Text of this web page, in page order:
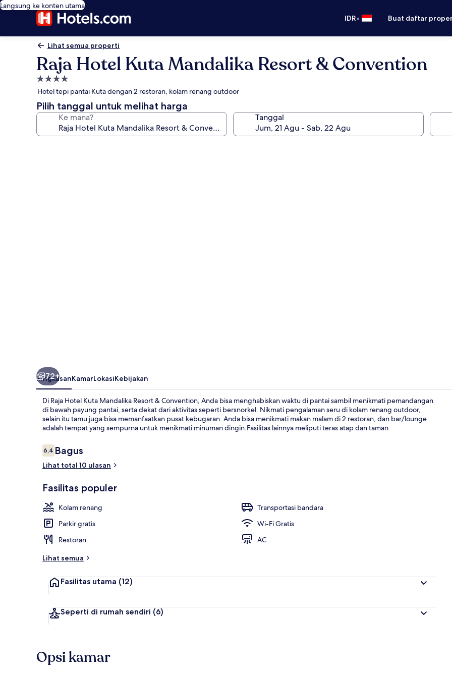
Langsung ke konten utama
IDR• Buat daftar
Lihat semua properti
Raja Hotel Kuta Mandalika Resort & Convention
Properti
bintang
4.0
Hotel tepi pantai Kuta dengan 2 restoran, kolam renang outdoor
Pilih tanggal untuk melihat harga
Ke mana? Tanggal
Bathtub
72+
RingkasanKamarLokasiKebijakan
Di Raja Hotel Kuta Mandalika Resort & Convention, Anda bisa menghabiskan waktu di pantai sambil menikmati pemandangan
di bawah payung pantai, serta dekat dari aktivitas seperti bersnorkel. Nikmati pengalaman seru di kolam renang outdoor,
selain itu tamu juga bisa memanfaatkan pusat kebugaran. Anda bisa menikmati makan malam di 2 restoran, dan bar/lounge
adalah tempat yang sempurna untuk menikmati minuman dingin.Fasilitas lainnya meliputi teras atap dan taman.
Ulasan
6,46,4 dari 10
Bagus
Lihat total 10 ulasan
Fasilitas populer
Kolam renang
Transportasi bandara
Parkir gratis
Wi-Fi Gratis
Restoran
AC
Lihat semua
Fasilitas utama (12)
Seperti di rumah sendiri (6)
Opsi kamar